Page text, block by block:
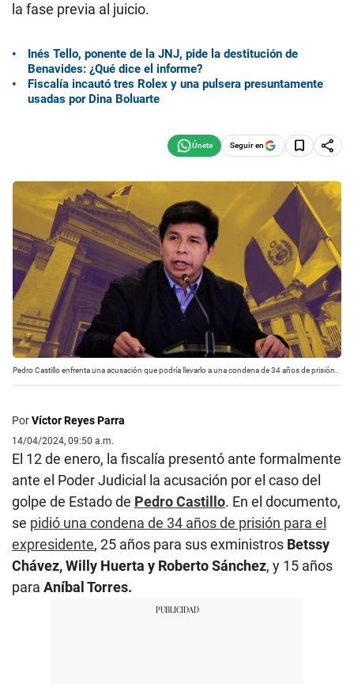
la fase previa al juicio.
Inés Tello, ponente de la JNJ, pide la destitución de
Benavides: ¿Qué dice el informe?
Fiscalía incautó tres Rolex y una pulsera presuntamente
usadas por Dina Boluarte
Seguir en
Pedro Castillo enfrenta una acusación que podría llevarlo a una condena de 34 años de prisión.
PorVíctor Reyes Parra
14/04/2024, 09:50 a.m.
El 12 de enero, la fiscalía presentó ante formalmente
ante el Poder Judicial la acusación por el caso del
golpe de Estado de Pedro Castillo. En el documento,
se pidió una condena de 34 años de prisión para el
expresidente, 25 años para sus exministros Betssy
Chávez, Willy Huerta y Roberto Sánchez, y 15 años
para Aníbal Torres.